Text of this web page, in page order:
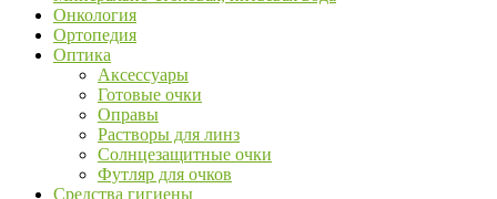
Онкология
Ортопедия
Оптика
Аксессуары
Готовые очки
Оправы
Растворы для линз
Солнцезащитные очки
Футляр для очков
Средства гигиены